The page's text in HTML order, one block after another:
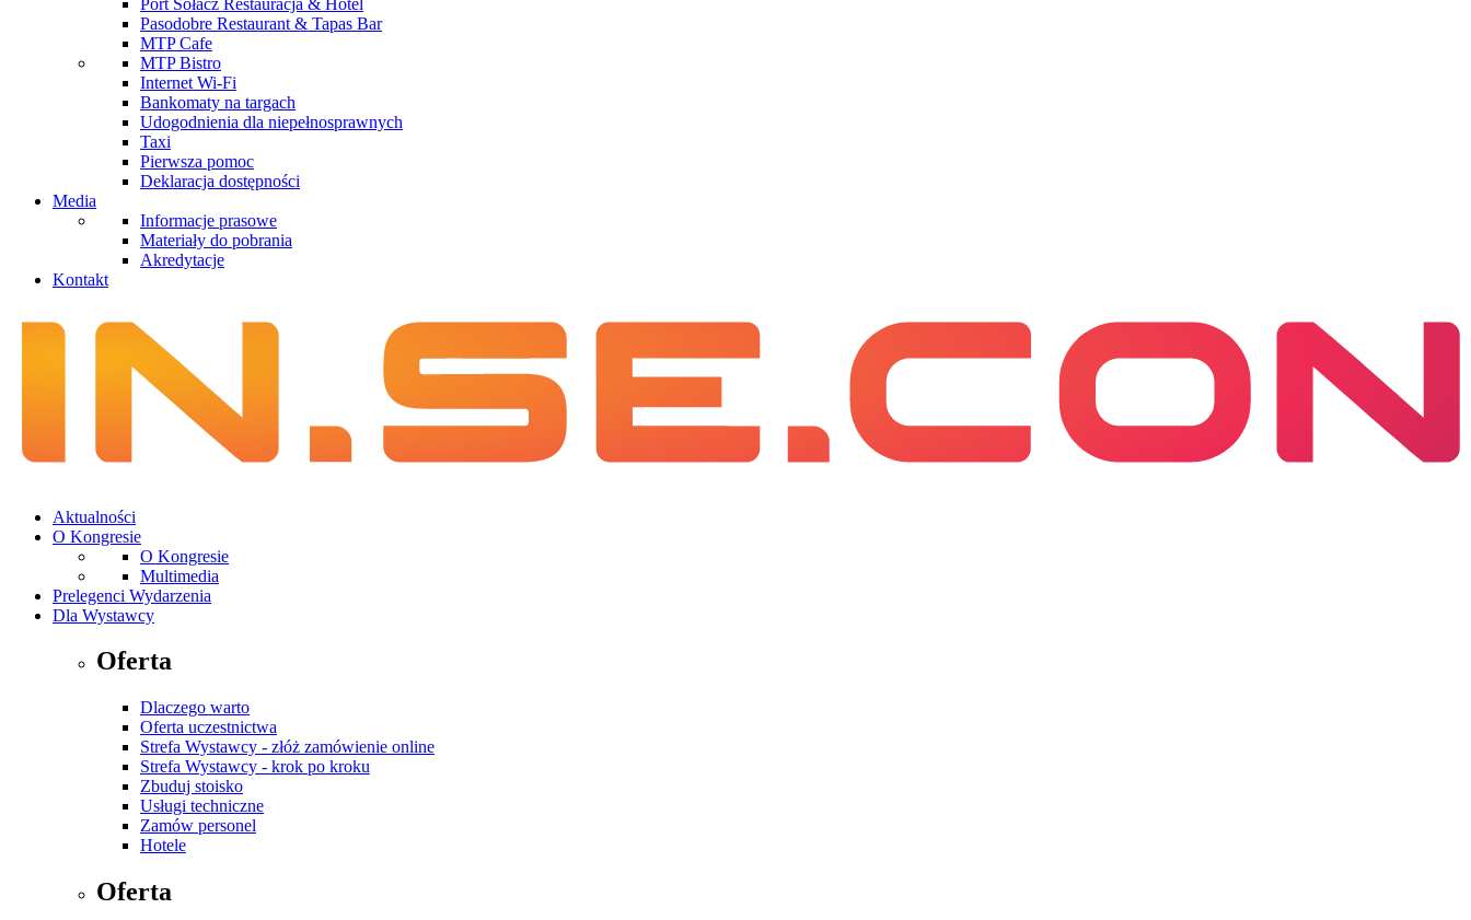
Pasodobre Restaurant & Tapas Bar
MTP Cafe
MTP Bistro
Internet Wi-Fi
Bankomaty na targach
Udogodnienia dla niepełnosprawnych
Taxi
Pierwsza pomoc
Deklaracja dostępności
Media
Informacje prasowe
Materiały do pobrania
Akredytacje
Kontakt
Aktualności
O Kongresie
O Kongresie
Multimedia
Prelegenci Wydarzenia
Dla Wystawcy
Oferta
Dlaczego warto
Oferta uczestnictwa
Strefa Wystawcy - złóż zamówienie online
Strefa Wystawcy - krok po kroku
Zbuduj stoisko
Usługi techniczne
Zamów personel
Hotele
Oferta